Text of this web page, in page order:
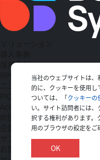
当社のウェブサイトは
的に、クッキーを使用
ついては、「クッキーの
い。サイト訪問者には
択する権利があります
用のブラウザの設定をご
OK
採用情報
ニュース一覧
サステナビリティ